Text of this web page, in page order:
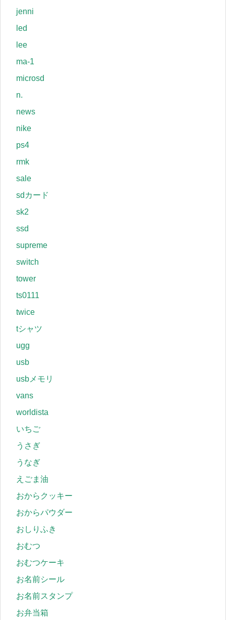
jenni
led
lee
ma-1
microsd
n.
news
nike
ps4
rmk
sale
sdカード
sk2
ssd
supreme
switch
tower
ts0111
twice
tシャツ
ugg
usb
usbメモリ
vans
worldista
いちご
うさぎ
うなぎ
えごま油
おからクッキー
おからパウダー
おしりふき
おむつ
おむつケーキ
お名前シール
お名前スタンプ
お弁当箱